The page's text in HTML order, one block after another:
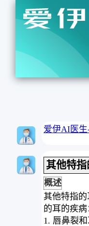
爱伊AI医
其他特
概述
其他特指
的耳的疾病
1. 唇鼻裂